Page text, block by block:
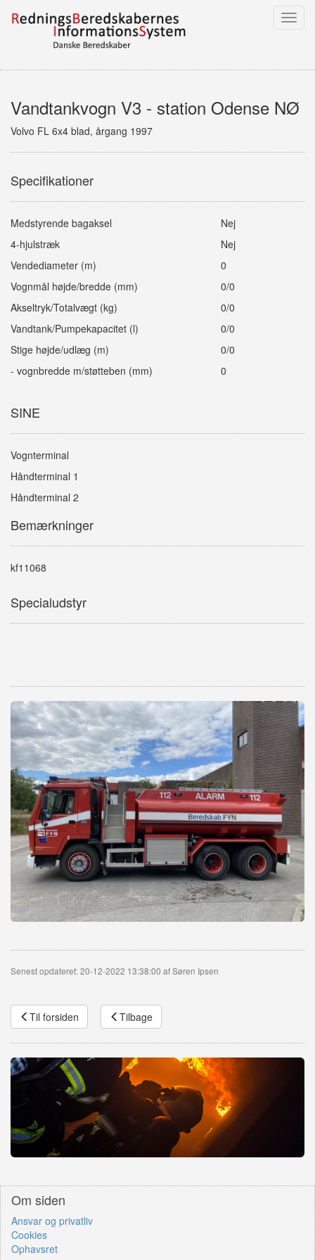
Vandtankvogn V3 - station Odense NØ
Volvo FL 6x4 blad, årgang 1997
Specifikationer
Medstyrende bagaksel
4-hjulstræk
Vendediameter (m)
Vognmål højde/bredde (mm)
Akseltryk/Totalvægt (kg)
Vandtank/Pumpekapacitet (l)
Stige højde/udlæg (m)
- vognbredde m/støtteben (mm)
Nej
Nej
0
0/0
0/0
0/0
0/0
0
SINE
Vognterminal
Håndterminal 1
Håndterminal 2
Bemærkninger
kf11068
Specialudstyr
Senest opdateret: 20-12-2022 13:38:00 af Søren Ipsen
Til forsiden Tilbage
Om siden
Ansvar og privatliv
Cookies
Ophavsret